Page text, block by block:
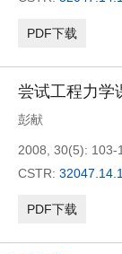
PDF下载
尝试工程力学
彭献
2008, 30(5): 103-
CSTR:
PDF下载